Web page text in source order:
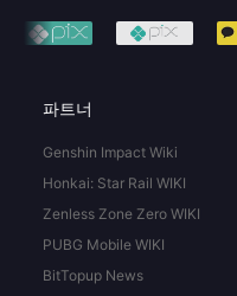
파트너
Genshin Impact Wiki
Honkai: Star Rail WIKI
Zenless Zone Zero WIKI
PUBG Mobile WIKI
BitTopup News